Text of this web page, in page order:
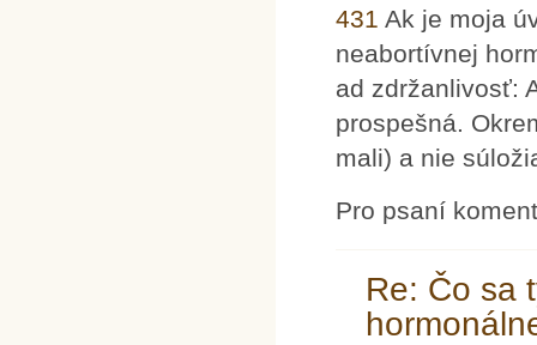
431 Ak je moja
neabortívnej
ad zdržanlivosť:
prospešná.
mali) a nie
Pro psaní
Re: Čo sa